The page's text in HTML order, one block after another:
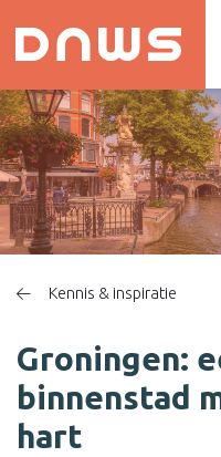
NIEUWE
WINKELSTRAAT
Kennis & inspiratie
Groningen:
binnenstad
hart